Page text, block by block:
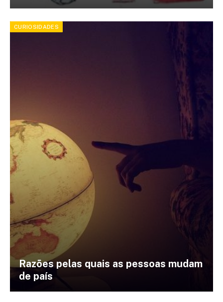
CURIOSIDADES
Razões pelas quais as pessoas mudam
de país